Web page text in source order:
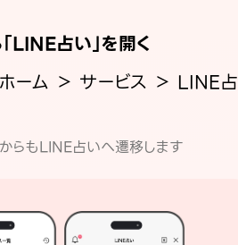
LINE占い」を開く
ーム ＞ サービス ＞ LINE占
らもLINE占いへ遷移します